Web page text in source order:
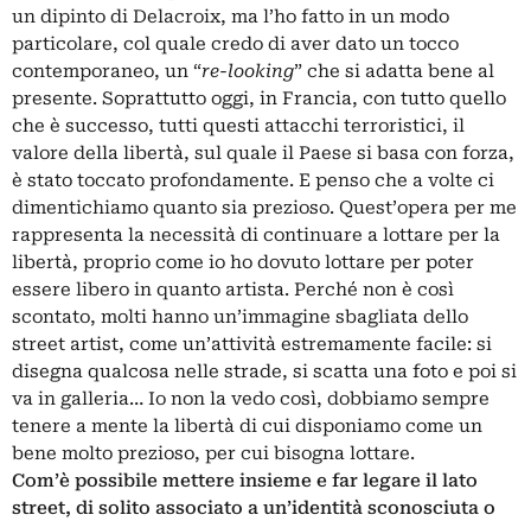
un dipinto di Delacroix, ma l’ho fatto in un modo
particolare, col quale credo di aver dato un tocco
contemporaneo, un “re-looking” che si adatta bene al
presente. Soprattutto oggi, in Francia, con tutto quello
che è successo, tutti questi attacchi terroristici, il
valore della libertà, sul quale il Paese si basa con forza,
è stato toccato profondamente. E penso che a volte ci
dimentichiamo quanto sia prezioso. Quest’opera per me
rappresenta la necessità di continuare a lottare per la
libertà, proprio come io ho dovuto lottare per poter
essere libero in quanto artista. Perché non è così
scontato, molti hanno un’immagine sbagliata dello
street artist, come un’attività estremamente facile: si
disegna qualcosa nelle strade, si scatta una foto e poi si
va in galleria… Io non la vedo così, dobbiamo sempre
tenere a mente la libertà di cui disponiamo come un
bene molto prezioso, per cui bisogna lottare.
Com’è possibile mettere insieme e far legare il lato
street, di solito associato a un’identità sconosciuta o